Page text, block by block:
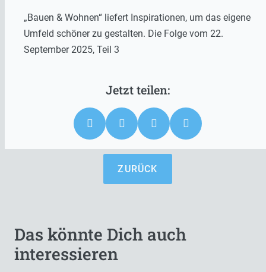
„Bauen & Wohnen“ liefert Inspirationen, um das eigene
Umfeld schöner zu gestalten. Die Folge vom 22.
September 2025, Teil 3
ZURÜCK
Das könnte Dich auch
interessieren